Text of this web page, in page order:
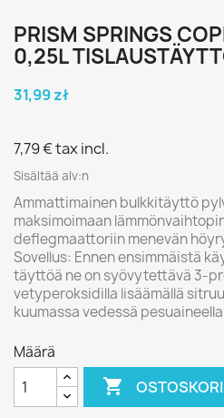
PRISM SPRINGS
0,25L
31,99 zł
7,79 €tax incl.
Sisältää alv:n
Ammattimainen bulkkitäyttö
maksimoimaan
deflegmaattoriin menevän
Sovellus: Ennen ensimmäistä
täyttöä ne on syövytettävä 3-
vetyperoksidilla lisäämällä
kuumassa vedessä
Määrä
